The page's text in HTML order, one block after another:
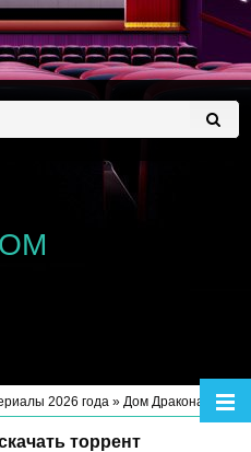
2026 года » Дом Дракона (3 сезон)
торрент